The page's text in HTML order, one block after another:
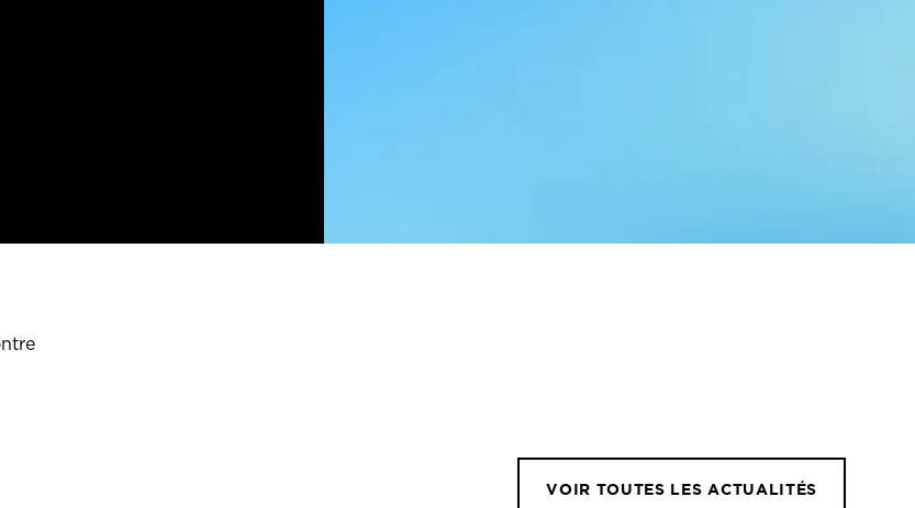
VOIR TOUTES LES ACTUALITÉS